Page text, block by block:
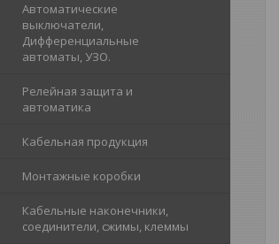
Автоматические
выключатели,
Дифференциальные
автоматы, УЗО.
Релейная защита и
автоматика
Кабельная продукция
Монтажные коробки
Кабельные наконечники,
соединители, сжимы, клеммы